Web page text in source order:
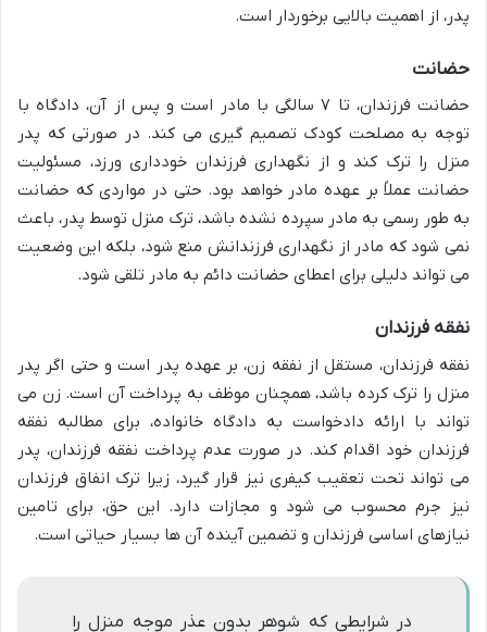
پدر، از اهمیت بالایی برخوردار است.
حضانت
حضانت فرزندان، تا ۷ سالگی با مادر است و پس از آن، دادگاه با
توجه به مصلحت کودک تصمیم گیری می کند. در صورتی که پدر
منزل را ترک کند و از نگهداری فرزندان خودداری ورزد، مسئولیت
حضانت عملاً بر عهده مادر خواهد بود. حتی در مواردی که حضانت
به طور رسمی به مادر سپرده نشده باشد، ترک منزل توسط پدر، باعث
نمی شود که مادر از نگهداری فرزندانش منع شود، بلکه این وضعیت
می تواند دلیلی برای اعطای حضانت دائم به مادر تلقی شود.
نفقه فرزندان
نفقه فرزندان، مستقل از نفقه زن، بر عهده پدر است و حتی اگر پدر
منزل را ترک کرده باشد، همچنان موظف به پرداخت آن است. زن می
تواند با ارائه دادخواست به دادگاه خانواده، برای مطالبه نفقه
فرزندان خود اقدام کند. در صورت عدم پرداخت نفقه فرزندان، پدر
می تواند تحت تعقیب کیفری نیز قرار گیرد، زیرا ترک انفاق فرزندان
نیز جرم محسوب می شود و مجازات دارد. این حق، برای تامین
نیازهای اساسی فرزندان و تضمین آینده آن ها بسیار حیاتی است.
در شرایطی که شوهر بدون عذر موجه منزل را